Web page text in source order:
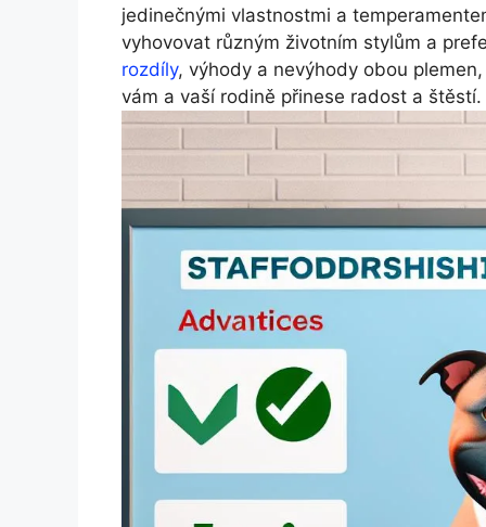
jedinečnými vlastnostmi a
vyhovovat různým životním stylům a
rozdíly, výhody a nevýhody obou
vám a vaší rodině přinese radost a štěstí.